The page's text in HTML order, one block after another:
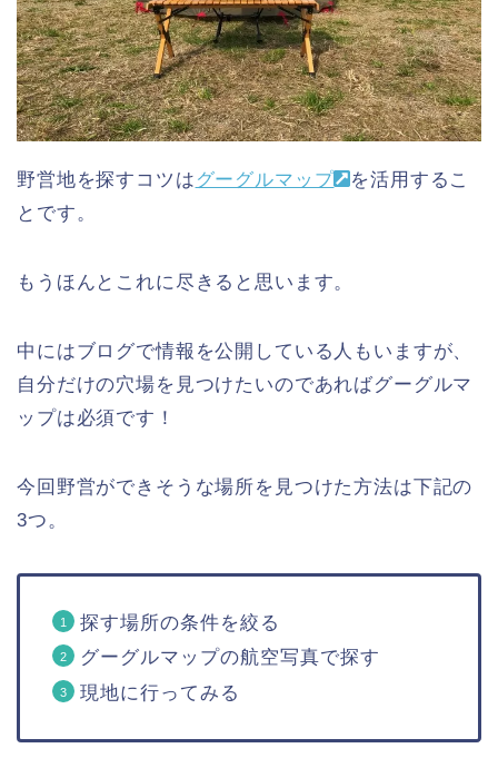
野営地を探すコツは グーグルマップ
を活用するこ
とです。
もうほんとこれに尽きると思います。
中にはブログで情報を公開している人もいますが、
自分だけの穴場を見つけたいのであればグーグルマ
ップは必須です！
今回野営ができそうな場所を見つけた方法は下記の
3つ。
探す場所の条件を絞る
グーグルマップの航空写真で探す
現地に行ってみる